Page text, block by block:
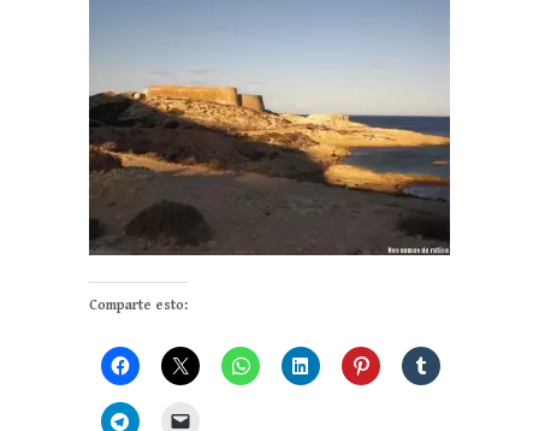
Comparte esto: